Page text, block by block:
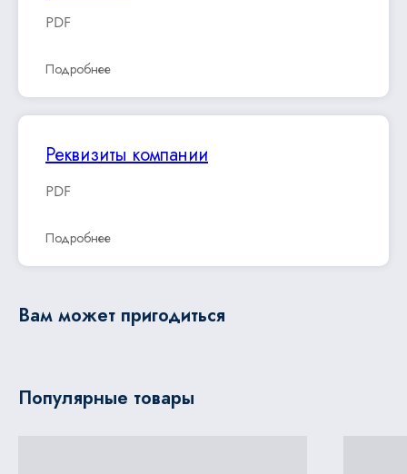
PDF
Подробнее
Реквизиты компании
PDF
Подробнее
Вам может пригодиться
Популярные товары